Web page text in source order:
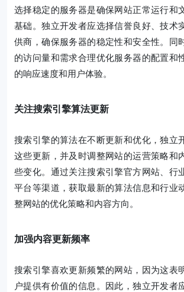
选择稳定的服务器是确保网站正常运行和
基础。独立开发者应选择信誉良好、技术
供商，确保服务器的稳定性和安全性。同
的访问量和需求合理优化服务器的配置和
的响应速度和用户体验。
关注搜索引擎算法更新
搜索引擎的算法在不断更新和优化，独立
这些更新，并及时调整网站的运营策略和
些变化。通过关注搜索引擎官方网站、行
平台等渠道，获取最新的算法信息和行业
整网站的优化策略和内容方向。
加强内容更新频率
搜索引擎喜欢更新频繁的网站，因为这表
户提供有价值的信息。因此，独立开发者